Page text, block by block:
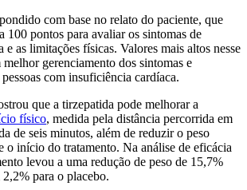
com base no relato do paciente, que
100 pontos para avaliar os sintomas de
as limitações físicas. Valores mais altos nesse
gerenciamento dos sintomas e
com insuficiência cardíaca.
que a tirzepatida pode melhorar a
físico, medida pela distância percorrida em
de seis minutos, além de reduzir o peso
o início do tratamento. Na análise de eficácia
levou a uma redução de peso de 15,7%
para o placebo.